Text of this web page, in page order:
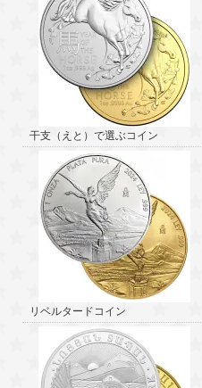
干支（えと）で選ぶコイン
リベルタードコイン